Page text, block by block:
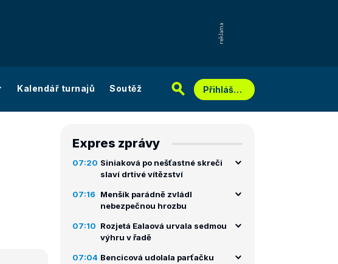
Kalendář turnajů Soutěž Přihlášení
Expres zprávy
07:20 Siniaková po nešťastné skreči
slaví drtivé vítězství
07:16
Menšík parádně zvládl
nebezpečnou hrozbu
07:10 Rozjetá Ealaová urvala sedmou
výhru v řadě
07:04 Bencicová udolala parťačku